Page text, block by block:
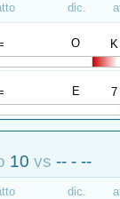
dic.
O K
E 7
10 vs -- - --
dic.